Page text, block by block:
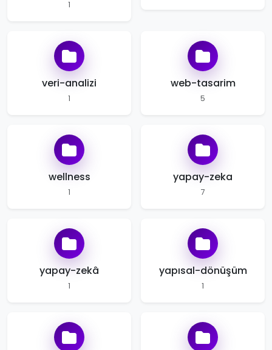
1
veri-analizi
1
web-tasarim
5
wellness
1
yapay-zeka
7
yapay-zekâ
1
yapısal-dönüşüm
1